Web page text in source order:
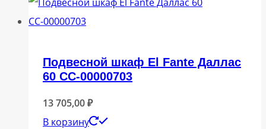
Подвесной шкаф El Fante Даллас
60 СС-00000703
13 705,00₽
В корзину